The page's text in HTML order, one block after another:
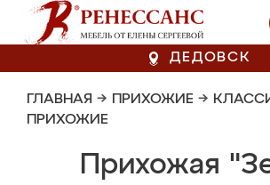
ДЕДОВСК
ГЛАВНАЯ → ПРИХОЖИЕ →
ПРИХОЖИЕ
Прихожая